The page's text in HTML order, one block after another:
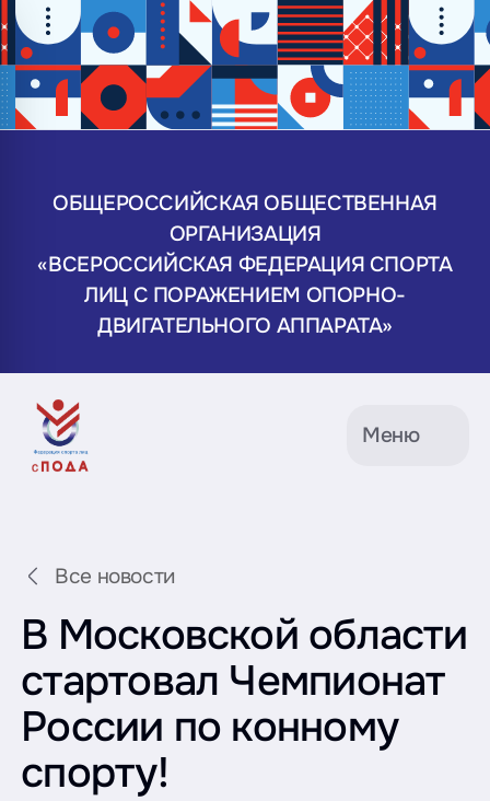
ОБЩЕРОССИЙСКАЯ ОБЩЕСТВЕННАЯ
ОРГАНИЗАЦИЯ
«ВСЕРОССИЙСКАЯ ФЕДЕРАЦИЯ СПОРТА
ЛИЦ С ПОРАЖЕНИЕМ ОПОРНО-
ДВИГАТЕЛЬНОГО АППАРАТА»
Меню
Все новости
В Московской области
стартовал Чемпионат
России по конному
спорту!